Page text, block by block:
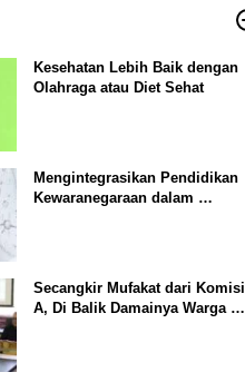
Kesehatan Lebih Baik dengan
Olahraga atau Diet Sehat
Mengintegrasikan Pendidikan
Kewaranegaraan dalam
Secangkir Mufakat dari Komisi
A, Di Balik Damainya Warga